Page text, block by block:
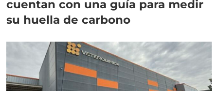
cuentan con una guía para medir
su huella de carbono